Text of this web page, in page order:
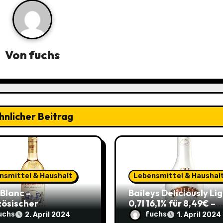
Vonfuchs
Beitrag
& Haushalt
–
0,75l 11,82€
2. April 2024
Lebensmittel &
Baileys Deliciously
0,7l 16,1% für 8,49€ –
Leichter Genuss für
fuchs 1. April 2024